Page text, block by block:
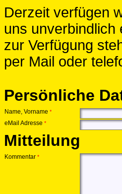
Derzeit verfügen
uns unverbindlich
zur Verfügung
per Mail oder
Persönliche
Name, Vorname *
eMail Adresse *
Mitteilung
Kommentar *